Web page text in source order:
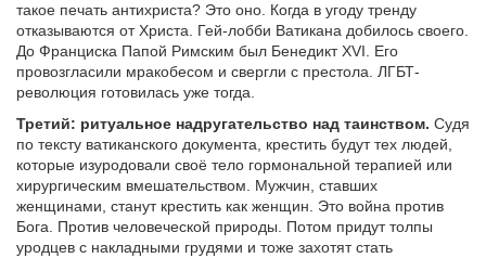
такое печать антихриста? Это оно. Когда в угоду тренду
отказываются от Христа. Гей-лобби Ватикана добилось своего.
До Франциска Папой Римским был Бенедикт XVI. Его
провозгласили мракобесом и свергли с престола. ЛГБТ-
революция готовилась уже тогда.
Третий: ритуальное надругательство над таинством. Судя
по тексту ватиканского документа, крестить будут тех людей,
которые изуродовали своё тело гормональной терапией или
хирургическим вмешательством. Мужчин, ставших
женщинами, станут крестить как женщин. Это война против
Бога. Против человеческой природы. Потом придут толпы
уродцев с накладными грудями и тоже захотят стать